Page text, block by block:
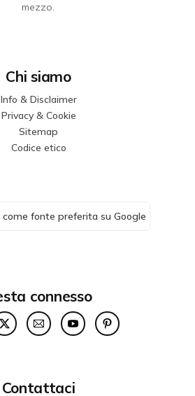
mezzo.
Chi siamo
Info & Disclaimer
Privacy & Cookie
Sitemap
Codice etico
fonte preferita su Google
connesso
Contattaci